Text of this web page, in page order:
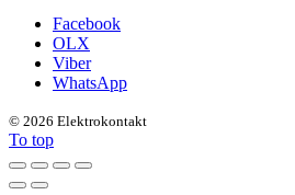
Facebook
OLX
Viber
WhatsApp
© 2026 Elektrokontakt
To top